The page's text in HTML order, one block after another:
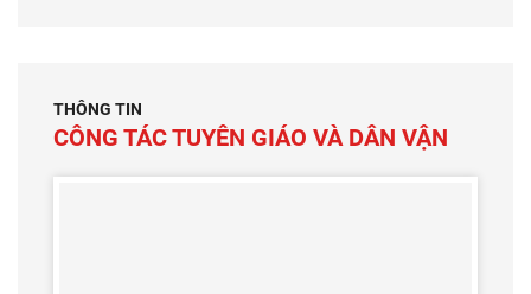
THÔNG TIN
CÔNG TÁC TUYÊN GIÁO VÀ DÂN VẬN